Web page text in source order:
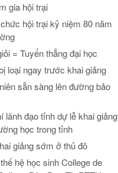
gia hội trại
hội trại kỷ niệm 80 năm
= Tuyển thẳng đại học
loại ngay trước khai giảng
sẵn sàng lên đường bảo
lãnh đạo tỉnh dự lễ khai giảng
học trong tỉnh
giảng sớm ở thủ đô
hệ học sinh College de